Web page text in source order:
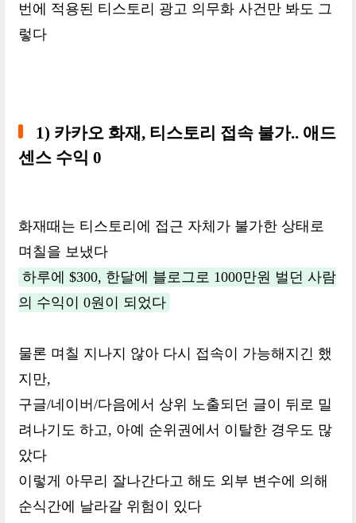
번에 적용된 티스토리 광고 의무화 사건만 봐도 그
렇다
1) 카카오 화재, 티스토리 접속 불가.. 애드
센스 수익 0
화재때는 티스토리에 접근 자체가 불가한 상태로
며칠을 보냈다
하루에 $300, 한달에 블로그로 1000만원 벌던 사람
의 수익이 0원이 되었다
물론 며칠 지나지 않아 다시 접속이 가능해지긴 했
지만,
구글/네이버/다음에서 상위 노출되던 글이 뒤로 밀
려나기도 하고, 아예 순위권에서 이탈한 경우도 많
았다
이렇게 아무리 잘나간다고 해도 외부 변수에 의해
순식간에 날라갈 위험이 있다